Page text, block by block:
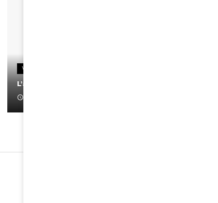
VIDEOS
L’artiste Yoan s’exprime